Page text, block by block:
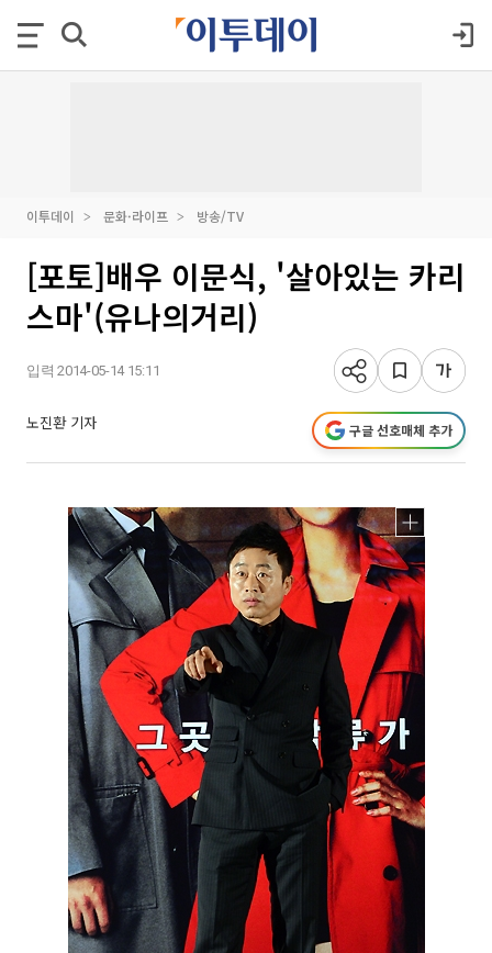
이투데이 문화·라이프 방송/TV
[포토]배우 이문식, '살아있는 카리
스마'(유나의거리)
입력 2014-05-14 15:11
노진환 기자 구글 선호매체 추가